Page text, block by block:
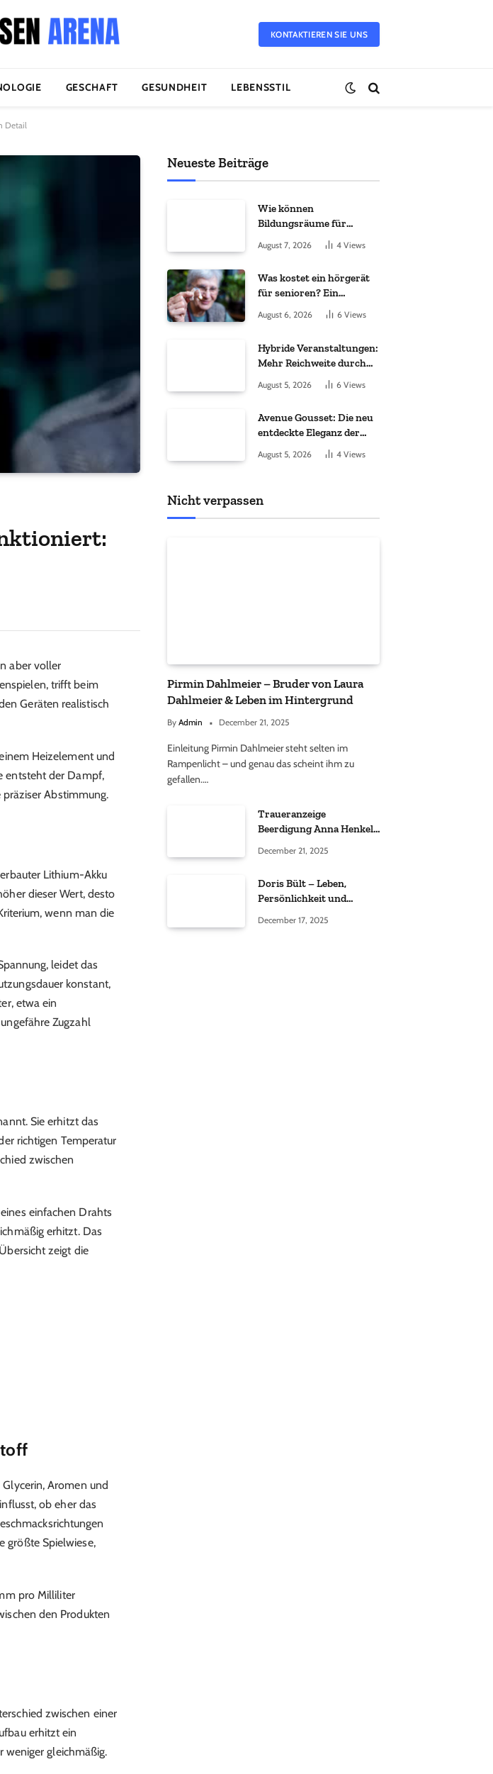
KONTAKTIEREN SIE UNS
GESCHAFT GESUNDHEIT LEBENSSTIL
Detail
aber voller
trifft beim
Geräten realistisch
Heizelement und
entsteht der Dampf,
Abstimmung.
Lithium-Akku
dieser Wert, desto
wenn man die
leidet das
konstant,
etwa ein
Zugzahl
Sie erhitzt das
richtigen Temperatur
zwischen
einfachen Drahts
erhitzt. Das
zeigt die
Aromen und
ob eher das
größte Spielwiese,
pro Milliliter
den Produkten
zwischen einer
erhitzt ein
weniger gleichmäßig.
Neueste Beiträge
Wie können
Bildungsräume für
Flüchtlingskinder schnell
geschaffen werden?
August 7, 2026 4 Views
Was kostet ein hörgerät
für senioren? Ein
vollständiger leitfaden
August 6, 2026 6 Views
Hybride Veranstaltungen:
Mehr Reichweite durch
moderne Technik
August 5, 2026 6 Views
Avenue Gousset: Die neu
entdeckte Eleganz der
August 5, 2026 4 Views
Nicht verpassen
Pirmin Dahlmeier – Bruder von Laura
Dahlmeier & Leben im Hintergrund
By Admin December 21, 2025
Einleitung Pirmin Dahlmeier steht selten im
Rampenlicht – und genau das scheint ihm zu
gefallen.…
Traueranzeige
Beerdigung Anna Henkel
wirklich bekannt ist und
December 21, 2025
Doris Bült – Leben,
Persönlichkeit und
Wahrnehmung
December 17, 2025